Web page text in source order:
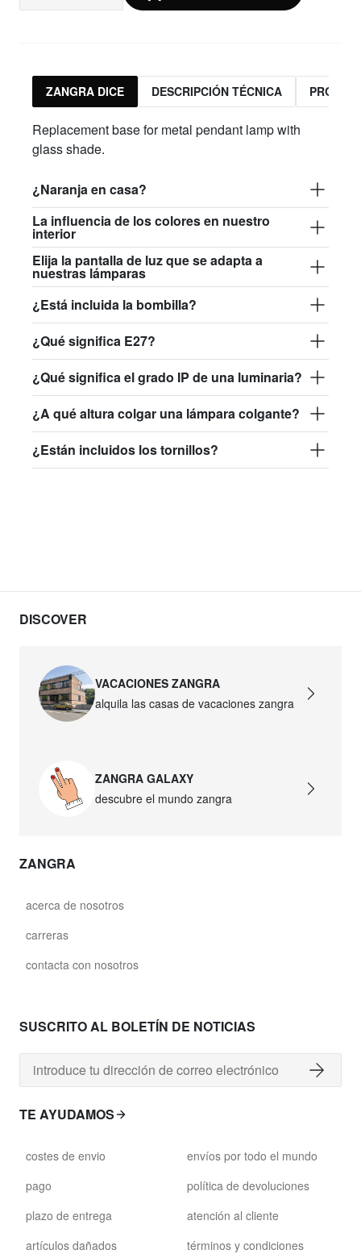
ZANGRA DICE DESCRIPCIÓN TÉCNICA
Replacement base for metal pendant lamp with
glass shade.
¿Naranja en casa?
La influencia de los colores en nuestro
interior
Elija la pantalla de luz que se adapta a
nuestras lámparas
¿Está incluida la bombilla?
¿Qué significa E27?
¿Qué significa el grado IP de una luminaria?
¿A qué altura colgar una lámpara colgante?
¿Están incluidos los tornillos?
DISCOVER
VACACIONES ZANGRA
alquila las casas de vacaciones zangra
ZANGRA GALAXY
descubre el mundo zangra
ZANGRA
acerca de nosotros
carreras
contacta con nosotros
SUSCRITO AL BOLETÍN DE NOTICIAS
TE AYUDAMOS
costes de envio
pago
plazo de entrega
artículos dañados
envíos por todo el mundo
política de devoluciones
atención al cliente
términos y condiciones